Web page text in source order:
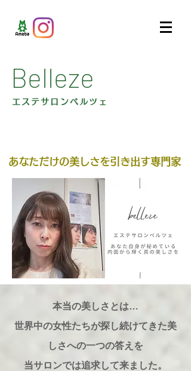
Belleze
エステサロンベルツェ
あなただけの美しさを引き出す専門家
本当の美しさとは…
世界中の女性たちが探し続けてきた美
しさへの一つの答えを
​当サロンでは追求して来ました。